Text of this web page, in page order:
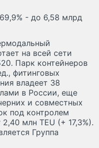
- до 6,58 млрд
на всей сети
Парк контейнеров
фитинговых
владеет 38
в России, еще
и совместных
под контролем
млн TEU (+ 17,3%).
Группа